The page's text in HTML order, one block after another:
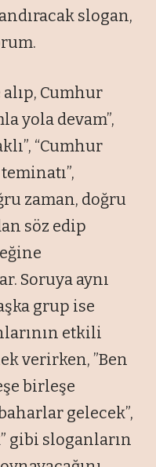
slogan,
Cumhur
yola devam”,
“Cumhur
zaman, doğru
söz edip
Soruya aynı
grup ise
etkili
verirken, ”Ben
birleşe
gelecek”,
gibi sloganların